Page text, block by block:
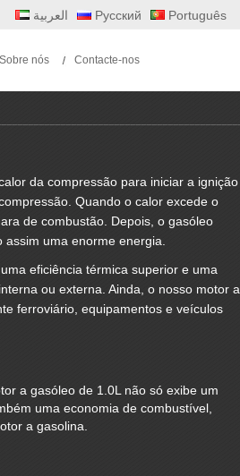
العربية Русский Português
Sobre nós Contacte-nos
da compressão para iniciar a ignição
Quando o calor excede o
de combustão. Depois, o gasóleo
uma enorme energia.
eficiência térmica superior e uma
ou externa. Ainda, o nosso motor a
ferroviário, equipamentos e veículos
a gasóleo de 1.0L não só exibe um
uma economia de combustível,
a gasolina.